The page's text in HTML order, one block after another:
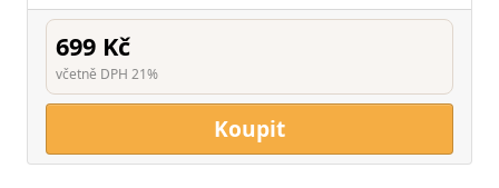
699 Kč
včetně DPH 21%
Koupit